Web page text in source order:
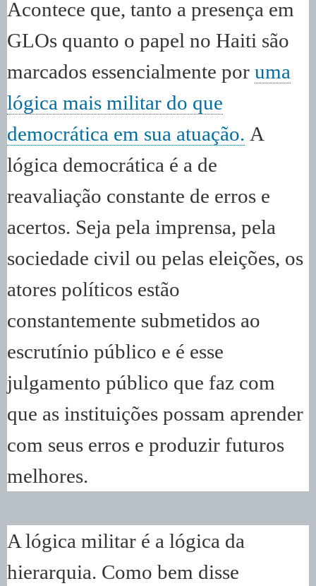
Acontece que, tanto a presença em
GLOs quanto o papel no Haiti são
marcados essencialmente por uma
lógica mais militar do que
democrática em sua atuação. A
lógica democrática é a de
reavaliação constante de erros e
acertos. Seja pela imprensa, pela
sociedade civil ou pelas eleições, os
atores políticos estão
constantemente submetidos ao
escrutínio público e é esse
julgamento público que faz com
que as instituições possam aprender
com seus erros e produzir futuros
melhores.
A lógica militar é a lógica da
hierarquia. Como bem disse